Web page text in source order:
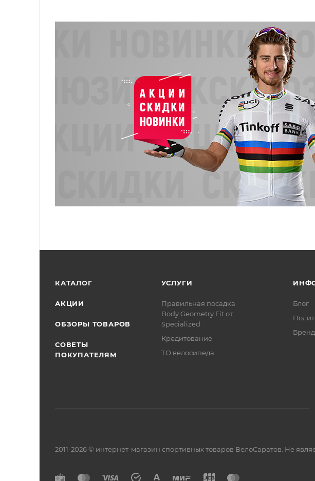
КАТАЛОГ
АКЦИИ
ОБЗОРЫ ТОВАРОВ
СОВЕТЫ
ПОКУПАТЕЛЯМ
УСЛУГИ
Правильная посадка
Body Geometry Fit от
Specialized
Кредитование
ТО велосипеда
Блог
2011-2026 © интернет-магазин спортивных товаров ВелоСаратов. Не